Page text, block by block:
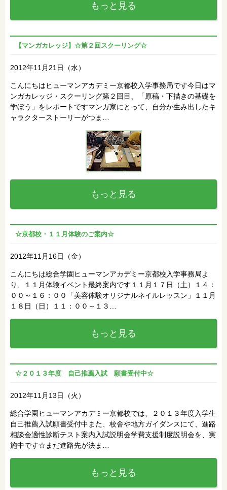
もっと見る
【マンガカレッジ】☆第２回スクーリング☆
2012年11月21日（水）
こんにちはヒューマンアカデミー京都校入学事務局です今日はマ
ンガカレッジ・スクーリング第２回目、「原稿・下描きの基礎を
学ぼう」をレポートですマンガ家にとって、自分が生み出したキ
ャラクターストーリーがつま…
もっと見る
☆京都校・１１月体験のご案内☆
2012年11月16日（金）
こんにちは総合学園ヒューマンアカデミー京都校入学事務局よ
り、１１月体験イベント最終案内です１１月１７日（土）１４：
００～１６：００「美容体験オリジナルネイルレッスン」１１月
１８日（日）１１：００～１３…
もっと見る
☆２０１３年度 自己推薦入試 願書受付中☆
2012年11月13日（火）
総合学園ヒューマンアカデミー京都校では、２０１３年度入学生
自己推薦入試願書受付中また、校舎や地方ガイダンスにて、進路
相談会適性診断テスト案内入試説明会学費支援制度説明会を、実
施中です☆まだ進路先が決ま…
もっと見る